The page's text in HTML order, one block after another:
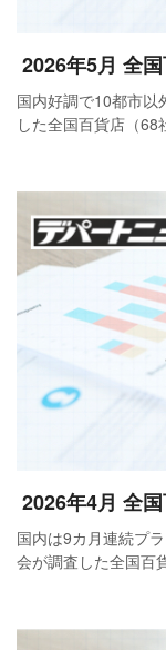
2026年5月 全
国内好調で10都市以
した全国百貨店（68
2026年4月 全
国内は9カ月連続プ
会が調査した全国百